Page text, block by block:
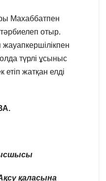
Махаббатпен
отыр.
түрлі ұсыныс
етіп жатқан елді
қаласына